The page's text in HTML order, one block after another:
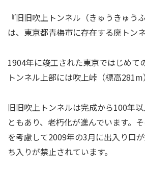
『旧旧吹上トンネル（きゅうきゅう
は、東京都青梅市に存在する廃トンネ
1904年に竣工された東京ではじめて
トンネル上部には吹上峠（標高281m
旧旧吹上トンネルは完成から100年
ともあり、老朽化が進んでいます。
を考慮して2009年の3月に出入り口
ち入りが禁止されています。